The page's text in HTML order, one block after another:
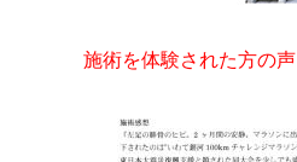
施術を体験された方の声